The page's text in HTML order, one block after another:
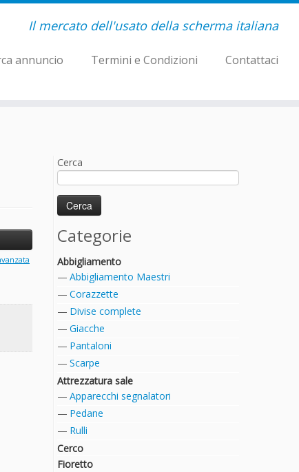
Il mercato dell'usato della scherma italiana
annuncio Termini e Condizioni Contattaci
Cerca
Categorie
Abbigliamento
Abbigliamento Maestri
Corazzette
Divise complete
Giacche
Pantaloni
Scarpe
Attrezzatura sale
Apparecchi segnalatori
Pedane
Rulli
Cerco
Fioretto